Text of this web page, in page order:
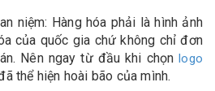
niệm: Hàng hóa phải là hình ảnh
của quốc gia chứ không chỉ đơn
Nên ngay từ đầu khi chọnlogo
thể hiện hoài bão của mình.